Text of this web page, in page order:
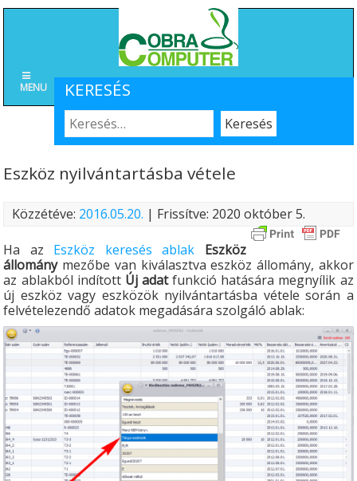
KERESÉS
MENU
Eszköz nyilvántartásba vétele
Közzétéve: 2016.05.20. | Frissítve: 2020 október 5.
Ha az Eszköz keresés ablak
Eszköz
állománymezőbe van kiválasztva eszköz állomány, akkor
az ablakból indított Új adatfunkció hatására megnyílik az
új eszköz vagy eszközök nyilvántartásba vétele során a
felvételezendő adatok megadására szolgáló ablak: